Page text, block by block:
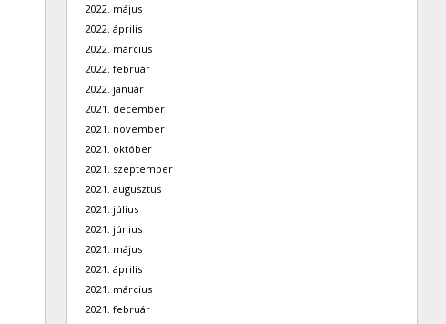
2022. május
2022. április
2022. március
2022. február
2022. január
2021. december
2021. november
2021. október
2021. szeptember
2021. augusztus
2021. július
2021. június
2021. május
2021. április
2021. március
2021. február